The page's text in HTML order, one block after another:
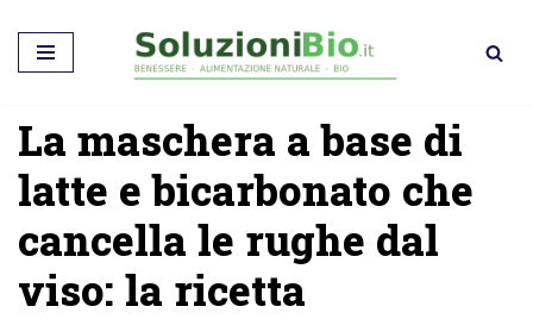
Vai
contenuto
La maschera a base di
latte e bicarbonato che
cancella le rughe dal
viso: la ricetta